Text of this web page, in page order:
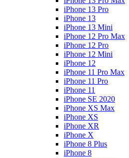
iPhone 13 Pro
iPhone 13
iPhone 13 Mini
iPhone 12 Pro Max
iPhone 12 Pro
iPhone 12 Mini
iPhone 12
iPhone 11 Pro Max
iPhone 11 Pro
iPhone 11
iPhone SE 2020
iPhone XS Max
iPhone XS
iPhone XR
iPhone X
iPhone 8 Plus
iPhone 8